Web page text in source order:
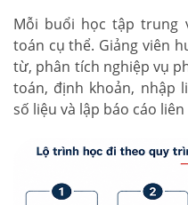
Mỗi buổi học tập trung
toán cụ thể. Giảng viên
từ, phân tích nghiệp vụ
toán, định khoản, nhập
số liệu và lập báo cáo